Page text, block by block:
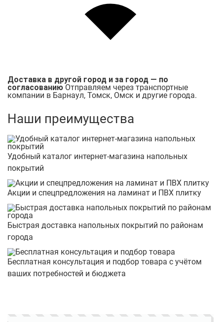
Доставка в другой город и за город — по
согласованию Отправляем через транспортные
компании в Барнаул, Томск, Омск и другие города.
Наши преимущества
Удобный каталог интернет-магазина напольных
покрытий
Акции и спецпредложения на ламинат и ПВХ плитку
Быстрая доставка напольных покрытий по районам
города
Бесплатная консультация и подбор товара с учётом
ваших потребностей и бюджета